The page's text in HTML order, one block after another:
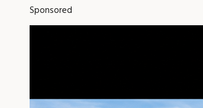
Sponsored